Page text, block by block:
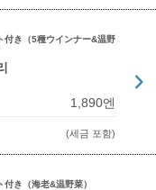
き（5種ウインナー&温野
1,890엔
(세금 포함)
き（海老&温野菜）